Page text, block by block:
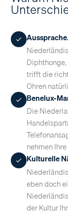
Aussprache.
trifft die
Ohren
Benelux-
Die
nehmen
Kulturelle
eben doch
der Kultur